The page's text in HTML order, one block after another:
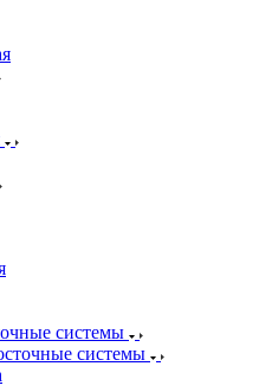
системы
системы